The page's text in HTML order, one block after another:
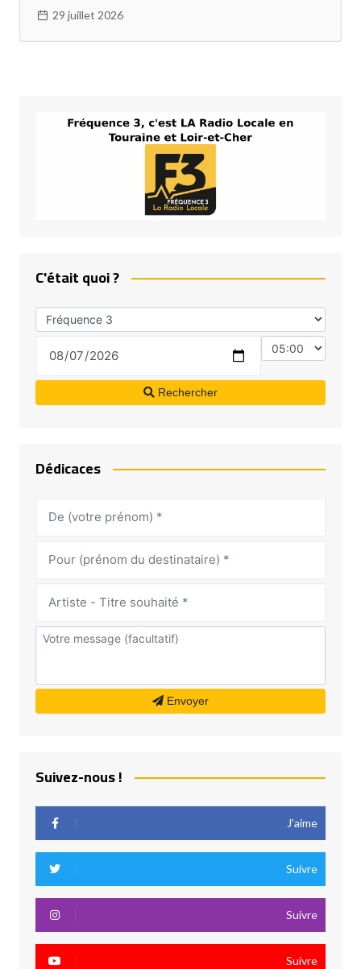
29 juillet 2026
C'était quoi ?
Rechercher
Dédicaces
Envoyer
Suivez-nous !
J’aime
Suivre
Suivre
Suivre